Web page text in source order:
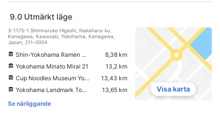
9.0 Utmärkt läge
3-1175-1 Shinmaruko Higashi, Nakahara-ku,
Kanagawa, Kawasaki, Yokohama, Kanagawa,
Japan, 211-0004
Shin-Yokohama Ramen Museum
8,38 km
Yokohama Minato Mirai 21
13,2 km
Cup Noodles Museum Yokohama
13,43 km
Yokohama Landmark Tower
13,65 km
Se närliggande
Visa karta